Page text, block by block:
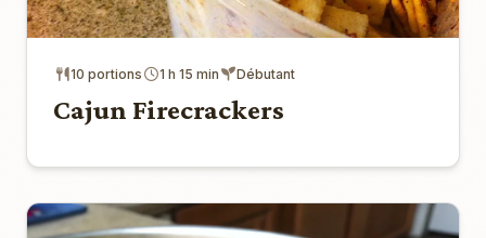
10 portions 1 h 15 min Débutant
Cajun Firecrackers